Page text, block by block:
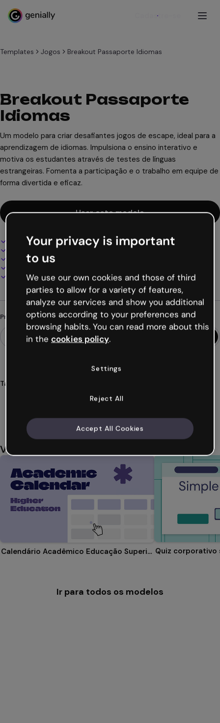
Cadastre-se
Templates Jogos Breakout Passaporte Idiomas
Breakout Passaporte
Idiomas
Um modelo para criar desafiantes jogos de escape, ideal para a
aprendizagem de idiomas. Impulsiona o ensino interativo e
motiva os estudantes através de testes de línguas
estrangeiras. Fomenta a participação e o trabalho em equipe de
forma divertida e eficaz.
Usar este modelo
Design interativo e animado
100% personalizável
Adicione áudio, vídeo e multimídia
Baixe em PDF, MP4 e outros formatos
Procurando algo diferente?
Tags
escape
Você também pode gostar
Calendário Acadêmico Educação Superior Quiz corporativo
Ir para todos os modelos
Your privacy is important
to us
We use our own cookies and those of third
parties to allow for a variety of features,
analyze our services and show you additional
options according to your preferences and
browsing habits. You can read more about this
in the cookies policy.
Settings
Reject All
Accept All Cookies